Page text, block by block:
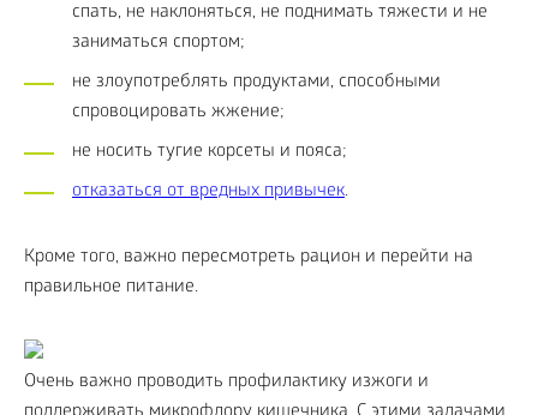
спать, не наклоняться, не поднимать тяжести и не
заниматься спортом;
не злоупотреблять продуктами, способными
спровоцировать жжение;
не носить тугие корсеты и пояса;
отказаться от вредных привычек.
Кроме того, важно пересмотреть рацион и перейти на
правильное питание.
Очень важно проводить профилактику изжоги и